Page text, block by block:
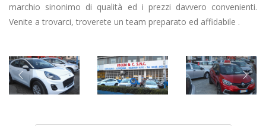
marchio sinonimo di qualità ed i prezzi davvero convenienti.
Venite a trovarci, troverete un team preparato ed affidabile .